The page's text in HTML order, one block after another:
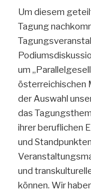
Um diesem
Tagung
um
österreichischen
der Auswahl
das
ihrer beruflichen
und
und
können. Wir